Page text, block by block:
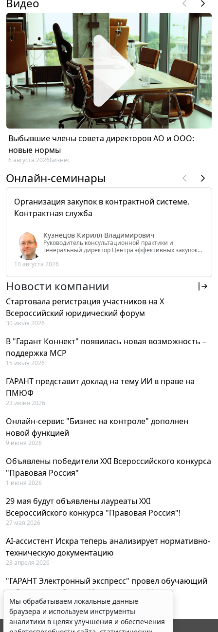
Выбывшие члены совета директоров АО и ООО:
новые нормы
6 августа 2026Бизнес
Онлайн-семинары
Организация закупок в контрактной системе.
Контрактная служба
Кузнецов Кирилл Владимирович
Руководитель консультационной практики и
генеральный директор Центра эффективных закупок
РФ
10 августа 2026
Новости компании
Стартовала регистрация участников на X
Всероссийский юридический форум
30 июля 2026
В "Гарант Коннект" появилась новая возможность –
поддержка MCP
15 июля 2026
ГАРАНТ представит доклад на тему ИИ в праве на
ПМЮФ
23 июня 2026
Онлайн-сервис "Бизнес на контроле" дополнен
новой функцией
9 июня 2026
Объявлены победители XXI Всероссийского конкурса
"Правовая Россия"
1 июня 2026
29 мая будут объявлены лауреаты XXI
Всероссийского конкурса "Правовая Россия"!
27 мая 2026
AI-ассистент Искра теперь анализирует нормативно-
техническую документацию
28 апреля 2026
"ГАРАНТ Электронный экспресс" провел обучающий
вебинар по работе с AI-ассистентом Искра
23 апреля 2026
Мы обрабатываем локальные данные
браузера и используем инструменты
аналитики в целях улучшения и обеспечения